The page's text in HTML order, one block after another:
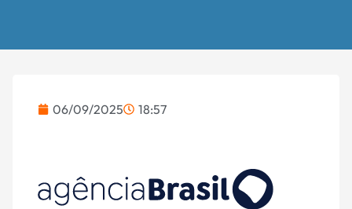
06/09/2025 18:57